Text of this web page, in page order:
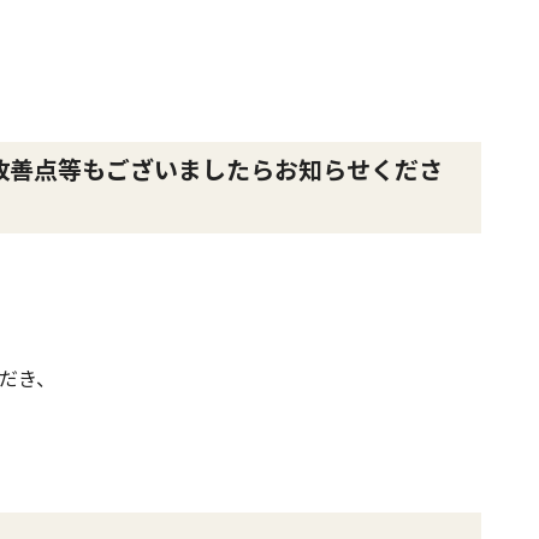
点等もございましたらお知らせくださ
き、